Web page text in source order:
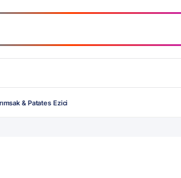
& Patates Ezici